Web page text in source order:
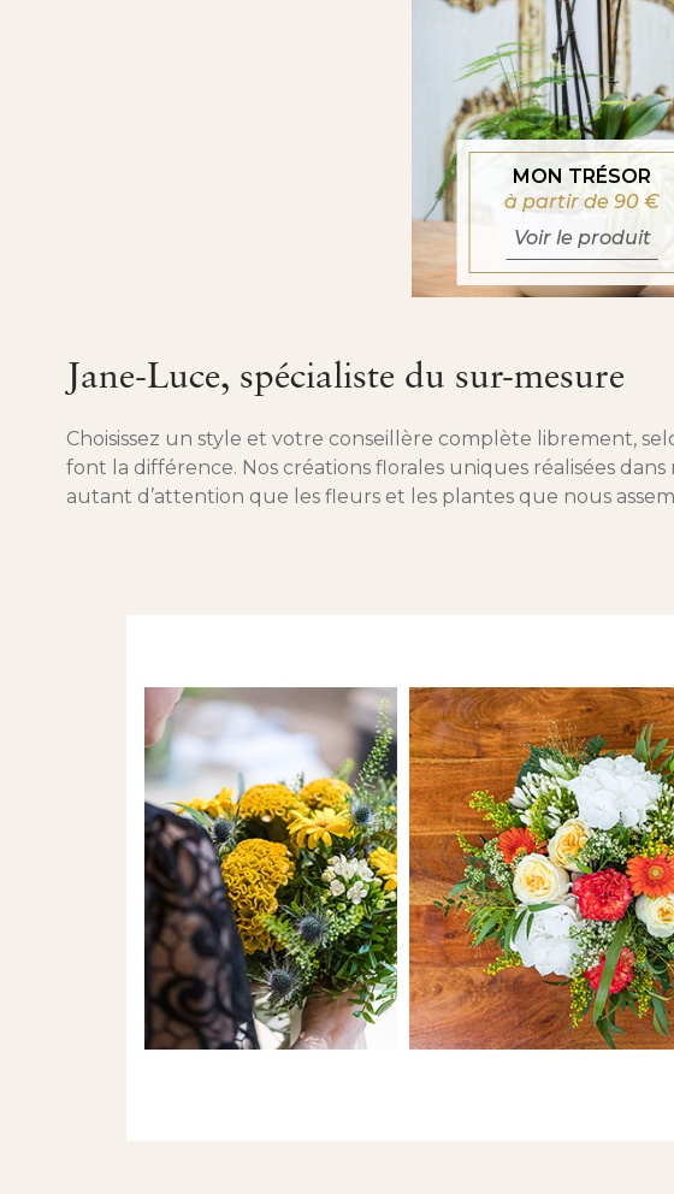
MON TRÉSOR
à partir de 90€
Voir le produit
Jane-Luce, spécialiste du sur-mesure
Choisissez un style et votre conseillère complète librement,
font la différence. Nos créations florales uniques réalisées
autant d’attention que les fleurs et les plantes que nous